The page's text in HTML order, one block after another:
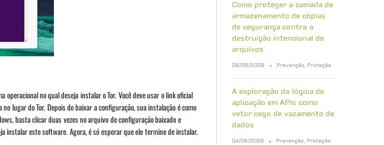
no qual deseja instalar o Tor. Você deve usar o link oficial
lugar do Tor. Depois de baixar a configuração, sua instalação é como
basta clicar duas vezes no arquivo de configuração baixado e
instalar este software. Agora, é só esperar que ele termine de instalar.
Como proteger a camada de
armazenamento de cópias
de segurança contra a
destruição intencional de
arquivos
06/08/2026 Prevenção, Proteção
A exploração da lógica de
aplicação em APIs como
vetor cego de vazamento de
dados
04/08/2026 Prevenção, Proteção